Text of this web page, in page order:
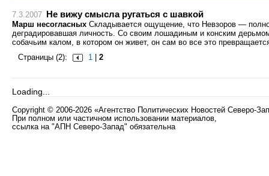
7.3.2007 Не вижу смысла ругаться с шавкой
Марш несогласных Складывается ощущение, что Невзоров —
деградировавшая личность. Со своим лошадиным и конским
собачьим калом, в котором он живет, он сам во все это
Страницы (2):
1 2
Loading...
Copyright © 2006-2026 «Агентство Политических Новостей Северо-
При полном или частичном использовании материалов,
ссылка на "АПН Северо-Запад" обязательна